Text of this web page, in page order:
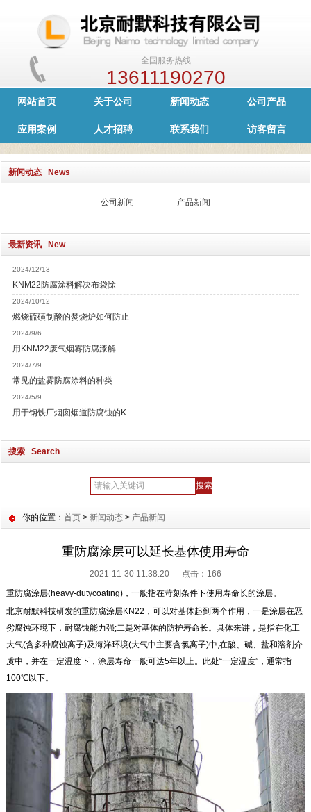
全国服务热线
13611190270
网站首页 关于公司 新闻动态 公司产品
应用案例 人才招聘 联系我们 访客留言
新闻动态 News
公司新闻 产品新闻
最新资讯 New
2024/12/13
KNM22防腐涂料解决布袋除
2024/10/12
燃烧硫磺制酸的焚烧炉如何防止
2024/9/6
用KNM22废气烟雾防腐漆解
2024/7/9
常见的盐雾防腐涂料的种类
2024/5/9
用于钢铁厂烟囱烟道防腐蚀的K
搜索 Search
你的位置：首页 > 新闻动态 > 产品新闻
重防腐涂层可以延长基体使用寿命
2021-11-30 11:38:20 点击： 166
重防腐涂层(heavy-dutycoating)，一般指在苛刻条件下使用寿命长的涂层。
北京耐默科技研发的重防腐涂层KN22，可以对基体起到两个作用，一是涂层在恶
劣腐蚀环境下，耐腐蚀能力强;二是对基体的防护寿命长。具体来讲，是指在化工
大气(含多种腐蚀离子)及海洋环境(大气中主要含氯离子)中;在酸、碱、盐和溶剂介
质中，并在一定温度下，涂层寿命一般可达5年以上。此处“一定温度”，通常指
100℃以下。